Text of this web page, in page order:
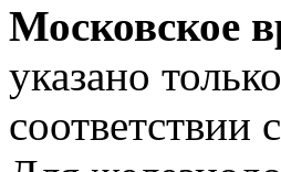
Московское
указано только